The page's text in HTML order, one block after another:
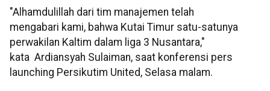
"Alhamdulillah dari tim manajemen telah
mengabari kami, bahwa Kutai Timur satu-satunya
perwakilan Kaltim dalam liga 3 Nusantara,"
kata Ardiansyah Sulaiman, saat konferensi pers
launching Persikutim United, Selasa malam.